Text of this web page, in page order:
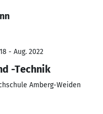
- Aug. 2022
-Technik
Amberg-Weiden